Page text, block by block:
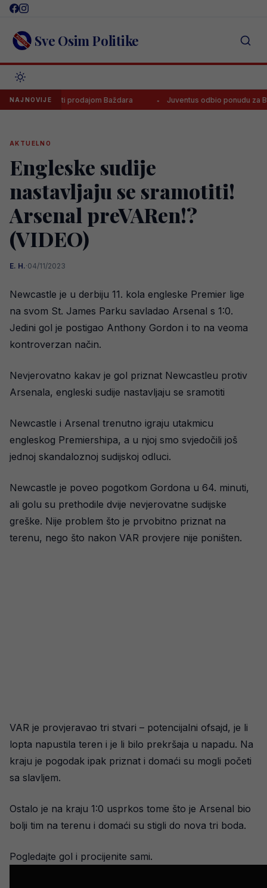
Skip
content Sve Osim Politike
NAJNOVIJE
prodajom Baždara Juventus odbio ponudu za Bosanca, imaju
AKTUELNO
Engleske sudije
nastavljaju se sramotiti!
Arsenal preVARen!?
(VIDEO)
E. H.·04/11/2023
Newcastle je u derbiju 11. kola engleske Premier lige
na svom St. James Parku savladao Arsenal s 1:0.
Jedini gol je postigao Anthony Gordon i to na veoma
kontroverzan način.
Nevjerovatno kakav je gol priznat Newcastleu protiv
Arsenala, engleski sudije nastavljaju se sramotiti
Newcastle i Arsenal trenutno igraju utakmicu
engleskog Premiershipa, a u njoj smo svjedočili još
jednoj skandaloznoj sudijskoj odluci.
Newcastle je poveo pogotkom Gordona u 64. minuti,
ali golu su prethodile dvije nevjerovatne sudijske
greške. Nije problem što je prvobitno priznat na
terenu, nego što nakon VAR provjere nije poništen.
VAR je provjeravao tri stvari – potencijalni ofsajd, je li
lopta napustila teren i je li bilo prekršaja u napadu. Na
kraju je pogodak ipak priznat i domaći su mogli početi
sa slavljem.
Ostalo je na kraju 1:0 usprkos tome što je Arsenal bio
bolji tim na terenu i domaći su stigli do nova tri boda.
Pogledajte gol i procijenite sami.